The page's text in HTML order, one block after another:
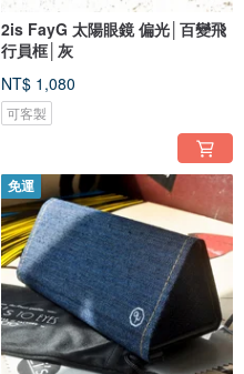
2is FayG 太陽眼鏡 偏光│百變飛
行員框│灰
NT$ 1,080
可客製
免運